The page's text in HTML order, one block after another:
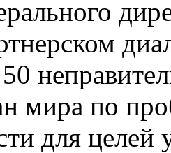
мира по
для